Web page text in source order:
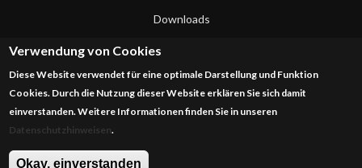
Downloads
Datenschutzerklärung
Impressum
Verwendung von Cookies
Diese Website verwendet für eine optimale Darstellung und Funktion
Cookies. Durch die Nutzung dieser Website erklären Sie sich damit
einverstanden. Weitere Informationen finden Sie in unseren
Datenschutzhinweisen.
Okay, einverstanden